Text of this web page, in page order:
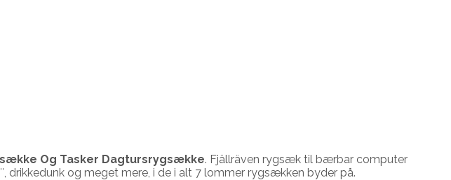
Og Tasker Dagtursrygsække. Fjällräven rygsæk til bærbar computer
og meget mere, i de i alt 7 lommer rygsækken byder på.